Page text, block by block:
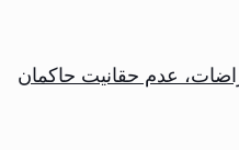
عدم حقانیت حاکمان